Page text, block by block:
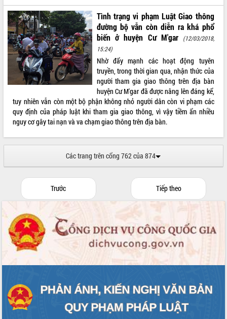
Tình trạng vi phạm Luật Giao thông
đường bộ vẫn còn diễn ra khá phổ
biến ở huyện Cư M'gar
(12/03/2018,
15:24)
Nhờ đẩy mạnh các hoạt động tuyên
truyền, trong thời gian qua, nhận thức của
người tham gia giao thông trên địa bàn
huyện Cư M'gar đã được nâng lên đáng kể,
tuy nhiên vẫn còn một bộ phận không nhỏ người dân còn vi phạm các
quy định của pháp luật khi tham gia giao thông, vì vậy tiềm ẩn nhiều
nguy cơ gây tai nạn và va chạm giao thông trên địa bàn.
Các trang trên cổng 762 của 874
Trước Tiếp theo